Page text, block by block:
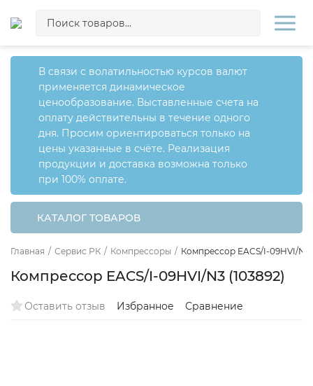
В связи с волатильностью курсов валют
применяется динамическое
ценообразование. Выставленные счета на
оплату действительны в течение одного
дня. Просим ориентироваться только на
цены указанные в счёте. Реализация
продукции и доставка возможна только
при 100% оплате.
КАТАЛОГ ТОВАРОВ
Главная / Сервис РК / Компрессоры / Компрессор EACS/I-09HVI/N3
Компрессор EACS/I-09HVI/N3 (103892)
Оставить отзыв Избранное Сравнение